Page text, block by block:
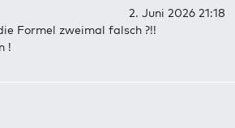
2. Juni 2026 21:18
Formel zweimal falsch ?!!
!